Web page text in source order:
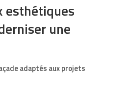
esthétiques
une
adaptés aux projets